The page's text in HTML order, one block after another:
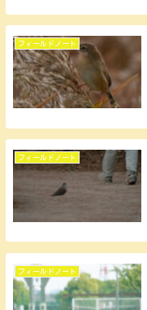
フィールドノート
フィールドノート
フィールドノート